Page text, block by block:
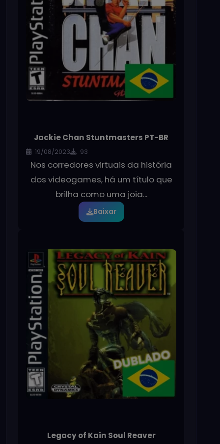
Jackie Chan Stuntmasters PT-BR
19/08/2023 93
Nos corredores virtuais da história
dos videogames, há um título que
brilha como uma joia...
Baixar
Legacy of Kain Soul Reaver